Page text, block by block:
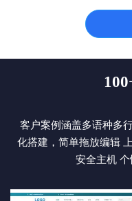
客户案例涵盖多语种多
化搭建，简单拖放编辑
安全主机